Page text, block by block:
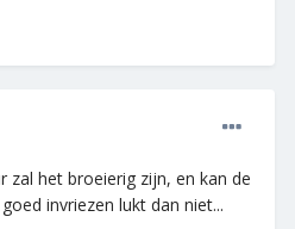
zal het broeierig zijn, en kan de
invriezen lukt dan niet...